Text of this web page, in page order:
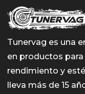
Tunervag es una
en productos
rendimiento y
lleva más de 15